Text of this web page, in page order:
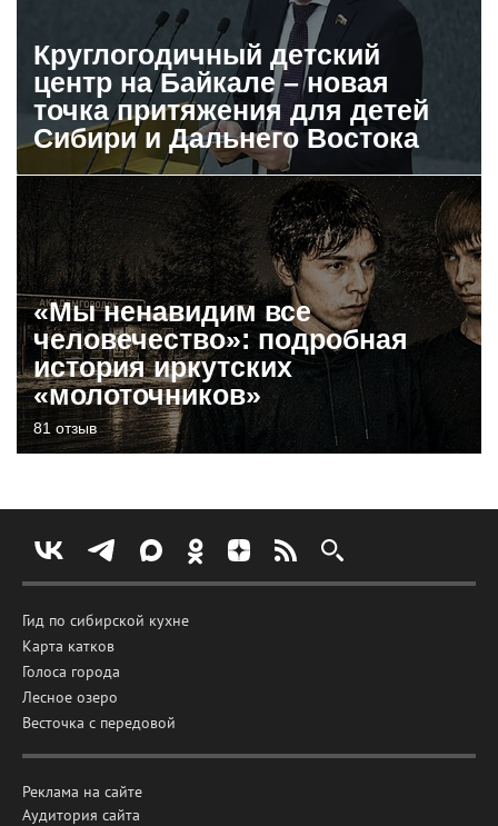
Круглогодичный детский
центр на Байкале – новая
точка притяжения для детей
Сибири и Дальнего Востока
«Мы ненавидим все
человечество»: подробная
история иркутских
«молоточников»
81 отзыв
Гид по сибирской кухне
Карта катков
Голоса города
Лесное озеро
Весточка с передовой
Реклама на сайте
Аудитория сайта